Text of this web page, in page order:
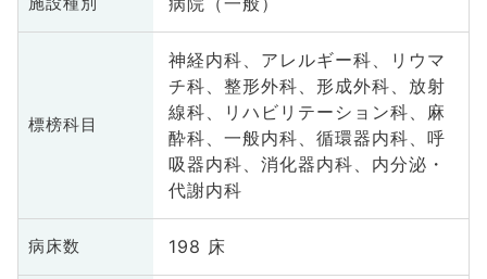
標榜科目
神経内科、アレルギー科、リウマ
チ科、整形外科、形成外科、放射
線科、リハビリテーション科、麻
酔科、一般内科、循環器内科、呼
吸器内科、消化器内科、内分泌・
代謝内科
病床数 198 床